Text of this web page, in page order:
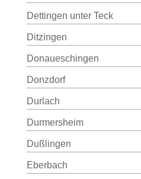
Dettingen unter Teck
Ditzingen
Donaueschingen
Donzdorf
Durlach
Durmersheim
Dußlingen
Eberbach